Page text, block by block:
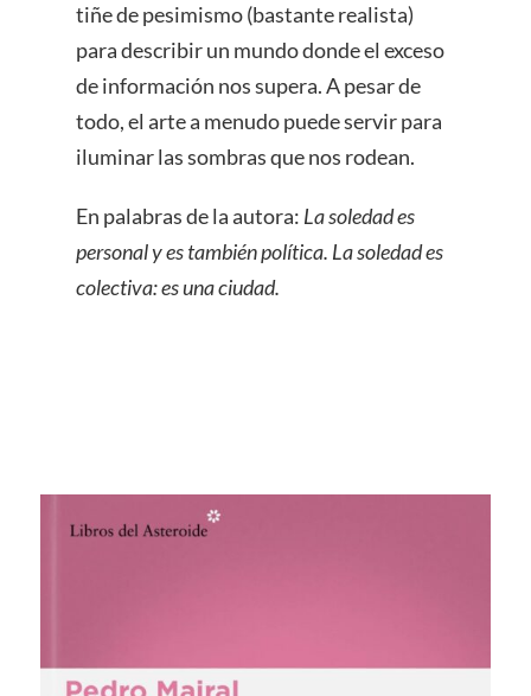
tiñe de pesimismo (bastante realista)
para describir un mundo donde el exceso
de información nos supera. A pesar de
todo, el arte a menudo puede servir para
iluminar las sombras que nos rodean.
En palabras de la autora: La soledad es
personal y es también política. La soledad es
colectiva: es una ciudad.